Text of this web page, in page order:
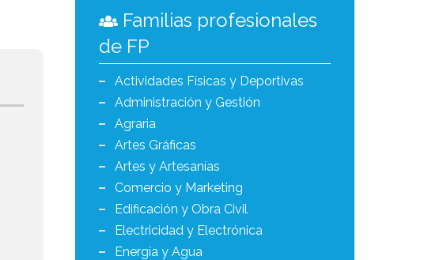
Familias profesionales
de FP
Actividades Físicas y Deportivas
Administración y Gestión
Agraria
Artes Gráficas
Artes y Artesanías
Comercio y Marketing
Edificación y Obra Civil
Electricidad y Electrónica
Energía y Agua